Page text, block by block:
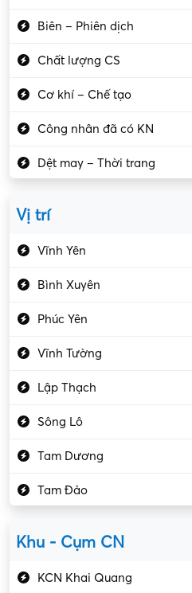
Biên – Phiên dịch
Chất lượng CS
Cơ khí – Chế tạo
Công nhân đã có KN
Dệt may – Thời trang
Kiểm soát chất lượng
Kỹ sư cơ khí
Kỹ sư điện
Vị trí
Vĩnh Yên
Bình Xuyên
Phúc Yên
Vĩnh Tường
Lập Thạch
Sông Lô
Tam Dương
Tam Đảo
Khu - Cụm CN
KCN Khai Quang